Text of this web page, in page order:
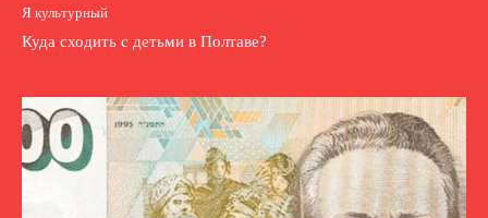
Я культурный
Куда сходить с детьми в Полтаве?